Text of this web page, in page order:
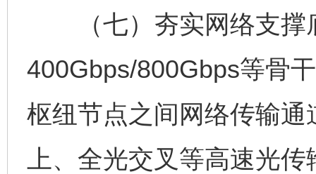
（七）夯实网络支撑
400Gbps/800Gbps等骨
枢纽节点之间网络传输
上、全光交叉等高速光